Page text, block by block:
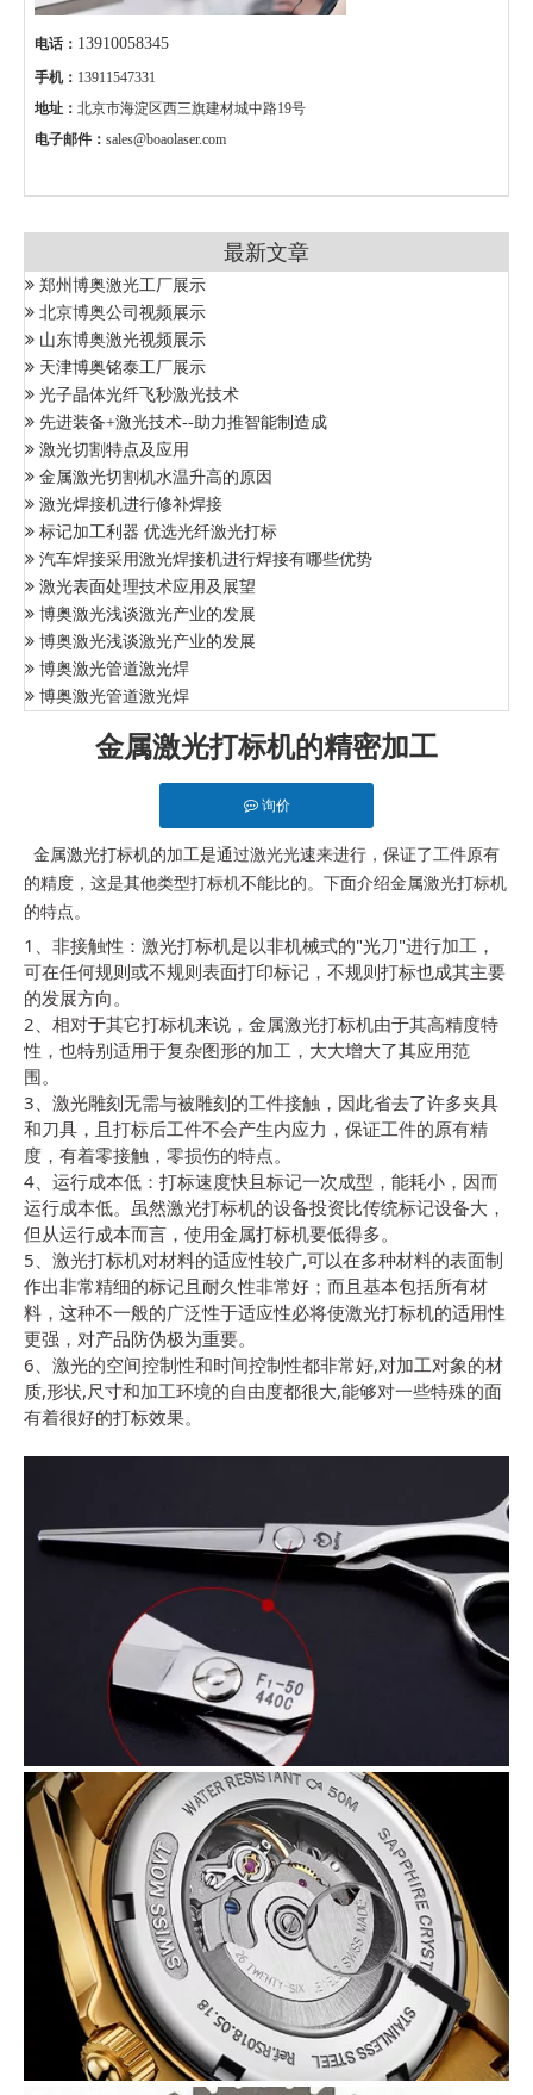
电话： 13910058345
手机： 13911547331
地址： 北京市海淀区西三旗建材城中路19号
电子邮件： sales@boaolaser.com
最新文章
郑州博奥激光工厂展示
北京博奥公司视频展示
山东博奥激光视频展示
天津博奥铭泰工厂展示
光子晶体光纤飞秒激光技术
先进装备+激光技术--助力推智能制造成
激光切割特点及应用
金属激光切割机水温升高的原因
激光焊接机进行修补焊接
标记加工利器 优选光纤激光打标
汽车焊接采用激光焊接机进行焊接有哪些优势
激光表面处理技术应用及展望
博奥激光浅谈激光产业的发展
博奥激光浅谈激光产业的发展
博奥激光管道激光焊
博奥激光管道激光焊
金属激光打标机的精密加工
询价
金属激光打标机的加工是通过激光光速来进行，保证了工件原有
的精度，这是其他类型打标机不能比的。下面介绍金属激光打标机
的特点。
1、非接触性：激光打标机是以非机械式的"光刀"进行加工，
可在任何规则或不规则表面打印标记，不规则打标也成其主要
的发展方向。
2、相对于其它打标机来说，金属激光打标机由于其高精度特
性，也特别适用于复杂图形的加工，大大增大了其应用范
围。
3、激光雕刻无需与被雕刻的工件接触，因此省去了许多夹具
和刀具，且打标后工件不会产生内应力，保证工件的原有精
度，有着零接触，零损伤的特点。
4、运行成本低：打标速度快且标记一次成型，能耗小，因而
运行成本低。虽然激光打标机的设备投资比传统标记设备大，
但从运行成本而言，使用金属打标机要低得多。
5、激光打标机对材料的适应性较广,可以在多种材料的表面制
作出非常精细的标记且耐久性非常好；而且基本包括所有材
料，这种不一般的广泛性于适应性必将使激光打标机的适用性
更强，对产品防伪极为重要。
6、激光的空间控制性和时间控制性都非常好,对加工对象的材
质,形状,尺寸和加工环境的自由度都很大,能够对一些特殊的面
有着很好的打标效果。